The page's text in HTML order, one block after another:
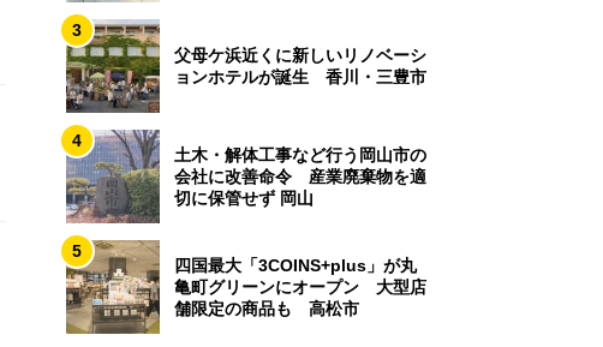
3
父母ケ浜近くに新しいリノベーシ
ョンホテルが誕生 香川・三豊市
4
土木・解体工事など行う岡山市の
会社に改善命令 産業廃棄物を適
切に保管せず 岡山
5
四国最大「3COINS+plus」が丸
亀町グリーンにオープン 大型店
舗限定の商品も 高松市